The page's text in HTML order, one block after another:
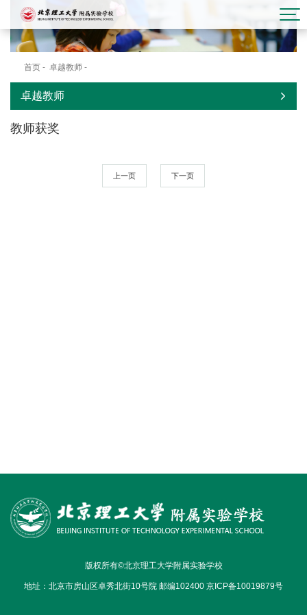
首页 - 卓越教师 -
卓越教师
教师获奖
上一页 下一页
版权所有©北京理工大学附属实验学校
地址：北京市房山区卓秀北街10号院 邮编102400 京ICP备10019879号